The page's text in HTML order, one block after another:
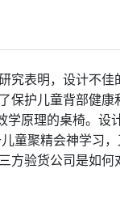
究表明，设计不
保护儿童背部健
学原理的桌椅。设
童聚精会神学习
方验货公司是如何